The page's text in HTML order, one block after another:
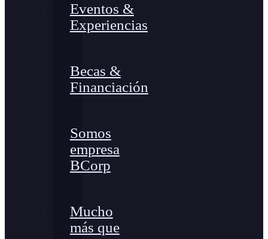
Eventos &
Experiencias
Becas &
Financiación
Somos
empresa
BCorp
Mucho
más que